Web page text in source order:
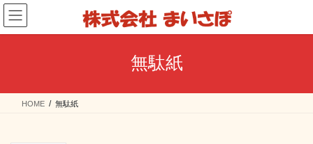
コ
ン
テ
ス
ナ
ビ
ゲ
ン
無駄紙
HOME 無駄紙